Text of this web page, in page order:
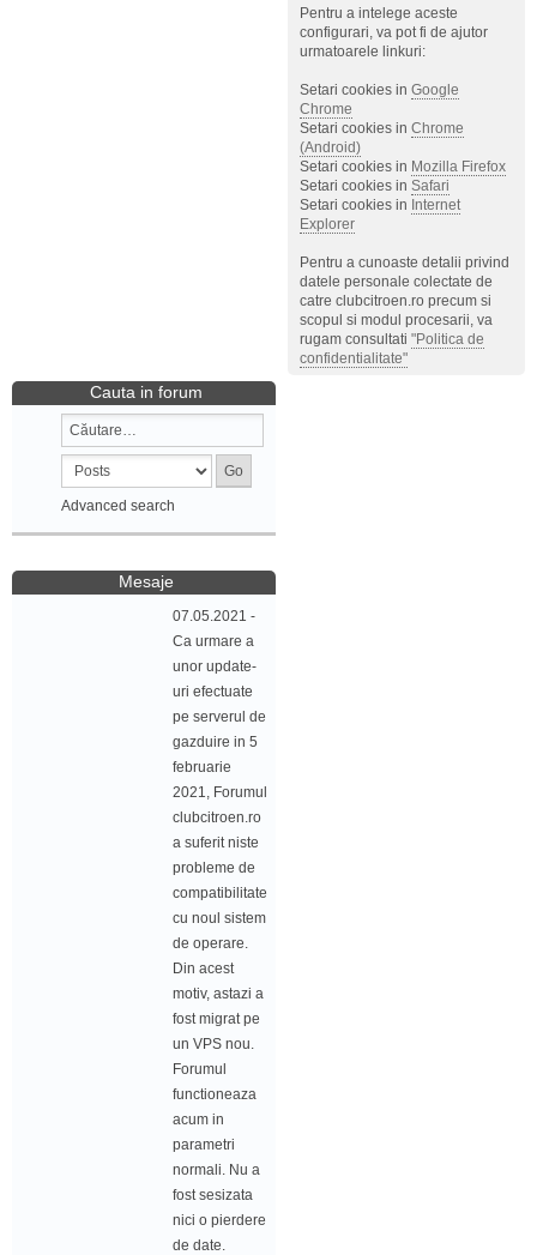
Pentru a intelege aceste
configurari, va pot fi de ajutor
urmatoarele linkuri:
Setari cookies in Google
Chrome
Setari cookies in Chrome
(Android)
Setari cookies in Mozilla Firefox
Setari cookies in Safari
Setari cookies in Internet
Explorer
Pentru a cunoaste detalii privind
datele personale colectate de
catre clubcitroen.ro precum si
scopul si modul procesarii, va
rugam consultati "Politica de
confidentialitate"
Cauta in forum
Advanced search
Mesaje
07.05.2021 -
Ca urmare a
unor update-
uri efectuate
pe serverul de
gazduire in 5
februarie
2021, Forumul
clubcitroen.ro
a suferit niste
probleme de
compatibilitate
cu noul sistem
de operare.
Din acest
motiv, astazi a
fost migrat pe
un VPS nou.
Forumul
functioneaza
acum in
parametri
normali. Nu a
fost sesizata
nici o pierdere
de date.